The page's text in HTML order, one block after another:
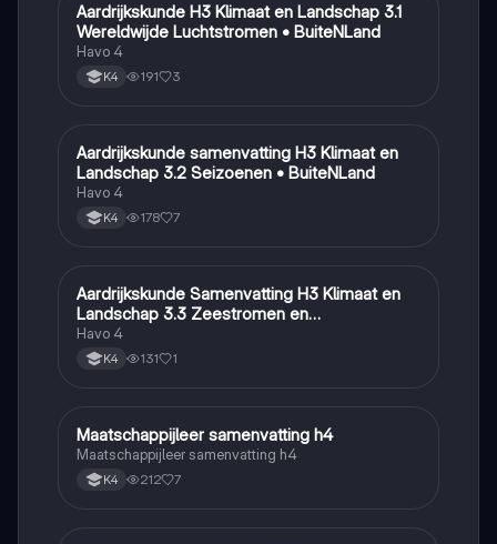
Aardrijkskunde
Aardrijkskunde H3 Klimaat en Landschap 3.1
Wereldwijde Luchtstromen • BuiteNLand
Havo 4
K4 191 3
Aardrijkskunde
Aardrijkskunde samenvatting H3 Klimaat en
Landschap 3.2 Seizoenen • BuiteNLand
Havo 4
K4 178 7
Aardrijkskunde
Aardrijkskunde Samenvatting H3 Klimaat en
Landschap 3.3 Zeestromen en
Klimaatgebieden • BuiteNLand
Havo 4
K4 131 1
Maatschappijleer
Maatschappijleer samenvatting h4
Maatschappijleer samenvatting h4
K4 212 7